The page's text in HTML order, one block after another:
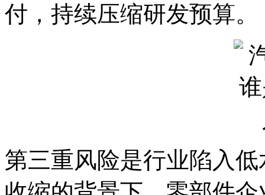
付，持续压缩研发预算。
第三重风险是行业陷入